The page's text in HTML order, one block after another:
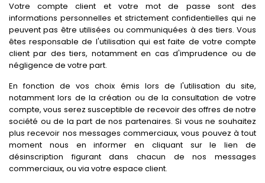
Votre compte client et votre mot de passe sont des
informations personnelles et strictement confidentielles qui ne
peuvent pas être utilisées ou communiquées à des tiers. Vous
êtes responsable de l'utilisation qui est faite de votre compte
client par des tiers, notamment en cas d'imprudence ou de
négligence de votre part.
En fonction de vos choix émis lors de l'utilisation du site,
notamment lors de la création ou de la consultation de votre
compte, vous serez susceptible de recevoir des offres de notre
société ou de la part de nos partenaires. Si vous ne souhaitez
plus recevoir nos messages commerciaux, vous pouvez à tout
moment nous en informer en cliquant sur le lien de
désinscription figurant dans chacun de nos messages
commerciaux, ou via votre espace client.